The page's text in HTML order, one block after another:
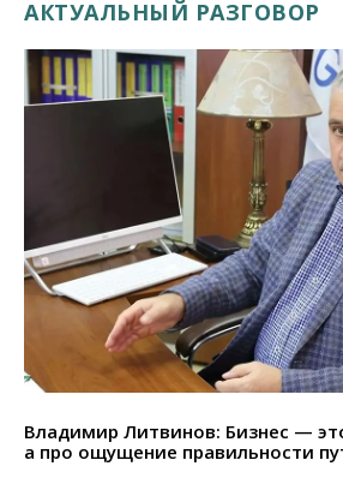
АКТУАЛЬНЫЙ РАЗГОВОР
Владимир Литвинов: Бизнес —
а про ощущение правильности